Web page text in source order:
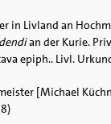
in Livland an
an der Kurie.
epiph.. Livl.
[Michael